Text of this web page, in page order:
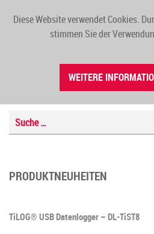
Diese Website verwendet Cookies.
stimmen Sie der
WEITERE
PRODUKTNEUHEITEN
TiLOG® USB Datenlogger – DL-TiST8